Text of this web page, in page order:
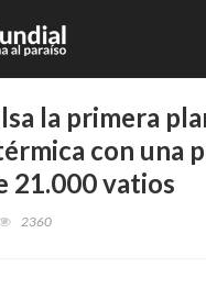
la primera
con una
21.000 vatios
2360